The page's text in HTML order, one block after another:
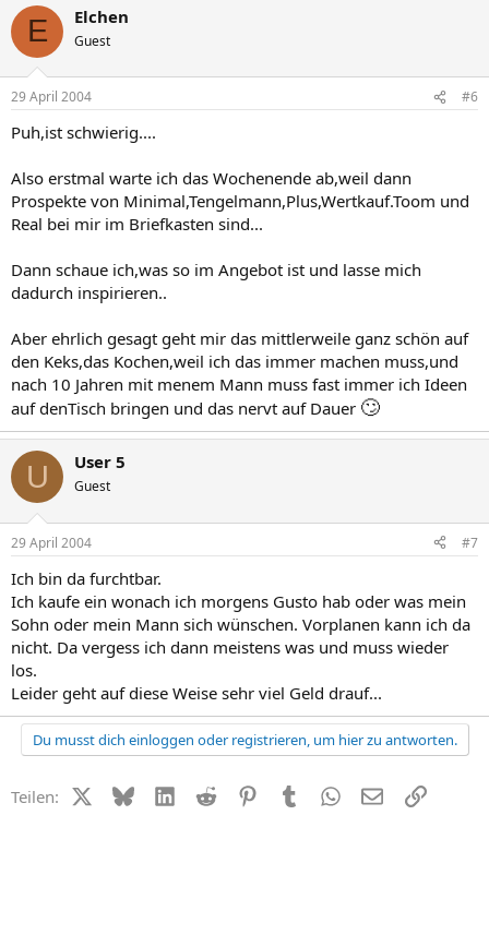
E Elchen
Guest
29 April 2004 #6
Puh,ist schwierig....
Also erstmal warte ich das Wochenende ab,weil dann
Prospekte von Minimal,Tengelmann,Plus,Wertkauf.Toom und
Real bei mir im Briefkasten sind...
Dann schaue ich,was so im Angebot ist und lasse mich
dadurch inspirieren..
Aber ehrlich gesagt geht mir das mittlerweile ganz schön auf
den Keks,das Kochen,weil ich das immer machen muss,und
nach 10 Jahren mit menem Mann muss fast immer ich Ideen
auf denTisch bringen und das nervt auf Dauer 🙄
U User 5
Guest
29 April 2004 #7
Ich bin da furchtbar.
Ich kaufe ein wonach ich morgens Gusto hab oder was mein
Sohn oder mein Mann sich wünschen. Vorplanen kann ich da
nicht. Da vergess ich dann meistens was und muss wieder
los.
Leider geht auf diese Weise sehr viel Geld drauf...
Du musst dich einloggen oder registrieren, um hier zu antworten.
Teilen: X (Twitter)
BlueskyLinkedIn
Reddit PinterestTumblr WhatsApp
E-MailLink